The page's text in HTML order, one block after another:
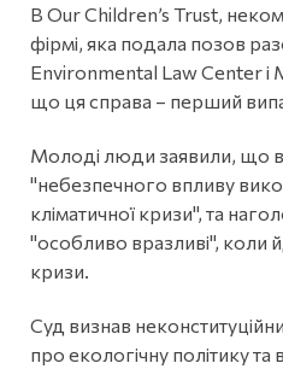
В Our Children’s Trust,
фірмі, яка подала позов
Environmental Law Center і
що ця справа – перший
Молоді люди заявили, що
"небезпечного впливу
кліматичної кризи", та
"особливо вразливі", коли
кризи.
Суд визнав
про екологічну політику